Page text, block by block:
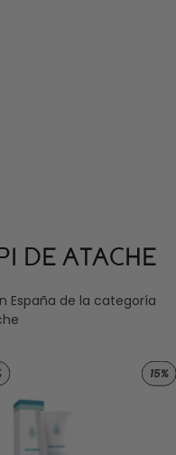
DE ATACHE
España de la categoría
la regeneración cutánea
Niaciderm Cream -
15%